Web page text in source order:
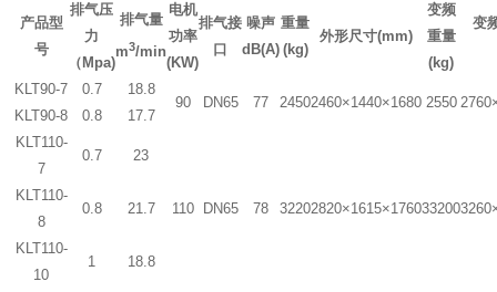
产品型
号
排气压
力
（Mpa)
排气量
m3/min
电机
功率
(KW)
排气接
口
噪声
dB(A)
重量
(kg)
外形尺寸(mm)
变频
重量
(kg)
变
KLT90-7 0.7
18.8
90
DN65 77 24502460×1440×1680 2550
KLT90-8
0.8
17.7
KLT110-
7
0.7 23
110 DN65 78 32202820×1615×176033200
KLT110-
8
0.8 21.7
KLT110-
10
1 18.8